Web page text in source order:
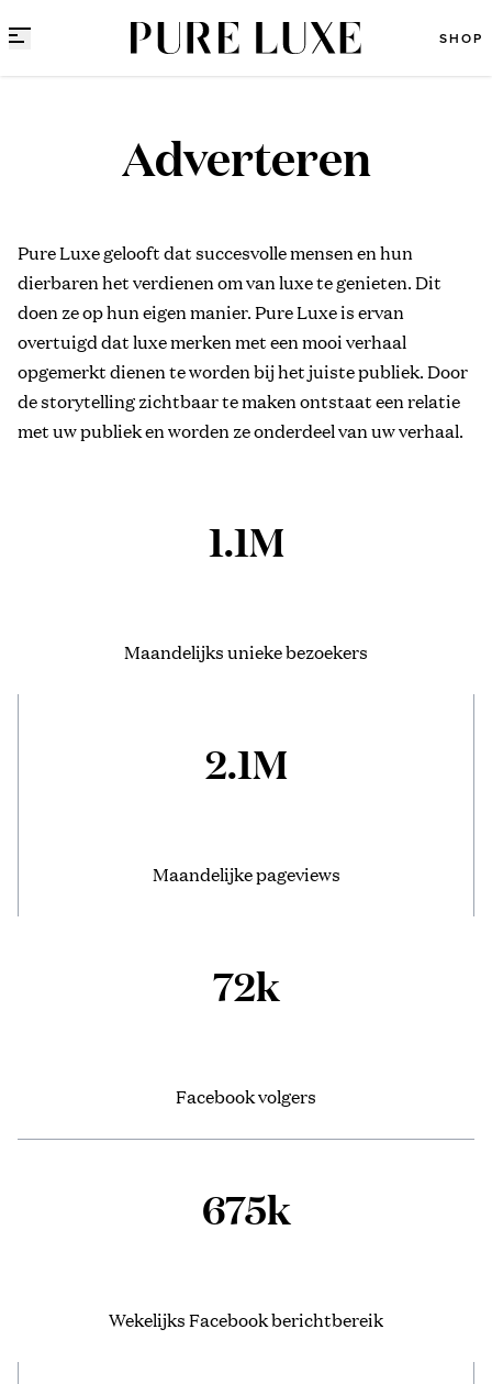
SHOP
Adverteren
Pure Luxe gelooft dat succesvolle mensen en hun
dierbaren het verdienen om van luxe te genieten. Dit
doen ze op hun eigen manier. Pure Luxe is ervan
overtuigd dat luxe merken met een mooi verhaal
opgemerkt dienen te worden bij het juiste publiek. Door
de storytelling zichtbaar te maken ontstaat een relatie
met uw publiek en worden ze onderdeel van uw verhaal.
1.1M
Maandelijks unieke bezoekers
2.1M
Maandelijke pageviews
72k
Facebook volgers
675k
Wekelijks Facebook berichtbereik